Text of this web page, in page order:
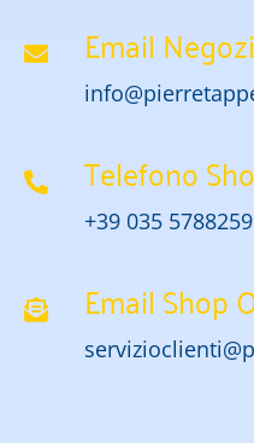
Email
Telefono
+39 035 5788259
Email Shop